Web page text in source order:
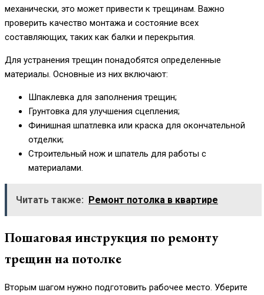
механически, это может привести к трещинам. Важно
проверить качество монтажа и состояние всех
составляющих, таких как балки и перекрытия.
Для устранения трещин понадобятся определенные
материалы. Основные из них включают:
Шпаклевка для заполнения трещин;
Грунтовка для улучшения сцепления;
Финишная шпатлевка или краска для окончательной
отделки;
Строительный нож и шпатель для работы с
материалами.
Читать также: Ремонт потолка в квартире
Пошаговая инструкция по ремонту
трещин на потолке
Вторым шагом нужно подготовить рабочее место. Уберите